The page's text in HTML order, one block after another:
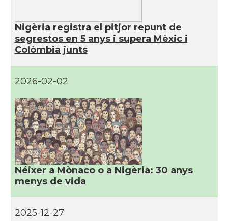
Nigèria registra el pitjor repunt de
segrestos en 5 anys i supera Mèxic i
Colòmbia junts
2026-02-02
Néixer a Mònaco o a Nigèria: 30 anys
menys de vida
2025-12-27